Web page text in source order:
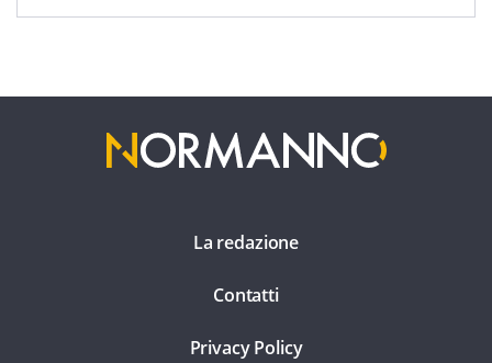
La redazione
Contatti
Privacy Policy